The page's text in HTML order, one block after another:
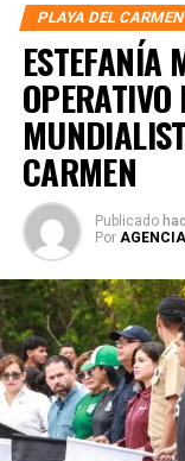
PLAYA DEL CARMEN
ESTEFANÍA
CARMEN
Publicado
Por